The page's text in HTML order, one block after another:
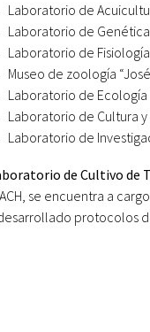
Laboratorio de
Laboratorio de
Laboratorio de
Museo de zoología
Laboratorio de Ecología
Laboratorio de Cultura
Laboratorio de
de Cultivo de
se encuentra a
protocolos